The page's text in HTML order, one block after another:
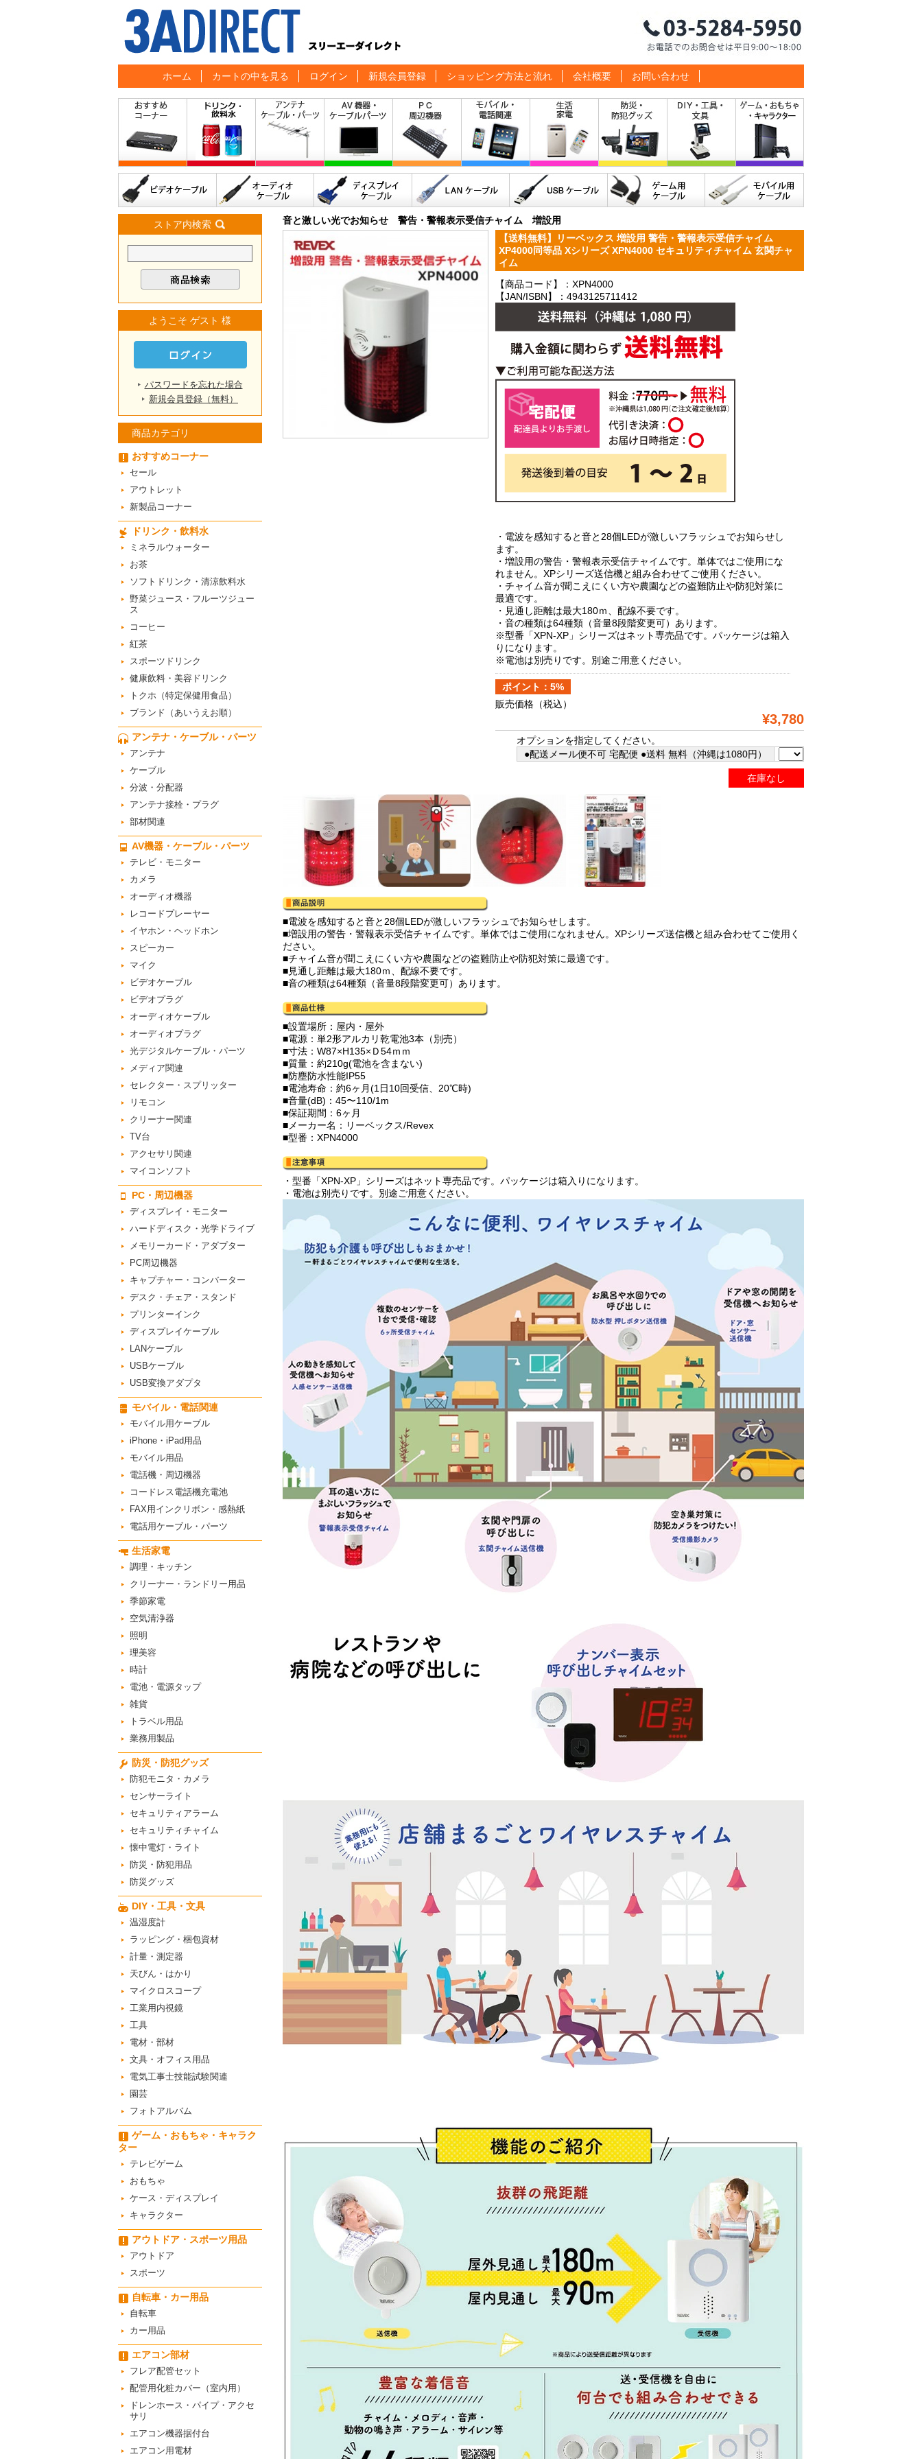
ホーム カートの中を見る ログイン 新規会員登録 ショッピング方法と流れ 会社概要 お問い合わせ
ストア内検索
ようこそ ゲスト 様
パスワードを忘れた場合
新規会員登録（無料）
商品カテゴリ
おすすめコーナー
セール
アウトレット
新製品コーナー
ドリンク・飲料水
ミネラルウォーター
お茶
ソフトドリンク・清涼飲料水
野菜ジュース・フルーツジュー
ス
コーヒー
紅茶
スポーツドリンク
健康飲料・美容ドリンク
トクホ（特定保健用食品）
ブランド（あいうえお順）
アンテナ・ケーブル・パーツ
アンテナ
ケーブル
分波・分配器
アンテナ接栓・プラグ
部材関連
AV機器・ケーブル・パーツ
テレビ・モニター
カメラ
オーディオ機器
レコードプレーヤー
イヤホン・ヘッドホン
スピーカー
マイク
ビデオケーブル
ビデオプラグ
オーディオケーブル
オーディオプラグ
光デジタルケーブル・パーツ
メディア関連
セレクター・スプリッター
リモコン
クリーナー関連
TV台
アクセサリ関連
マイコンソフト
PC・周辺機器
ディスプレイ・モニター
ハードディスク・光学ドライブ
メモリーカード・アダプター
PC周辺機器
キャプチャー・コンバーター
デスク・チェア・スタンド
プリンターインク
ディスプレイケーブル
LANケーブル
USBケーブル
USB変換アダプタ
モバイル・電話関連
モバイル用ケーブル
iPhone・iPad用品
モバイル用品
電話機・周辺機器
コードレス電話機充電池
FAX用インクリボン・感熱紙
電話用ケーブル・パーツ
生活家電
調理・キッチン
クリーナー・ランドリー用品
季節家電
空気清浄器
照明
理美容
時計
電池・電源タップ
雑貨
トラベル用品
業務用製品
防災・防犯グッズ
防犯モニタ・カメラ
センサーライト
セキュリティアラーム
セキュリティチャイム
懐中電灯・ライト
防災・防犯用品
防災グッズ
DIY・工具・文具
温湿度計
ラッピング・梱包資材
計量・測定器
天びん・はかり
マイクロスコープ
工業用内視鏡
工具
電材・部材
文具・オフィス用品
電気工事士技能試験関連
園芸
フォトアルバム
ゲーム・おもちゃ・キャラク
ター
テレビゲーム
おもちゃ
ケース・ディスプレイ
キャラクター
アウトドア・スポーツ用品
アウトドア
スポーツ
自転車・カー用品
自転車
カー用品
エアコン部材
フレア配管セット
配管用化粧カバー（室内用）
ドレンホース・パイプ・アクセ
サリ
エアコン機器据付台
エアコン用電材
音と激しい光でお知らせ 警告・警報表示受信チャイム 増設用
【送料無料】リーベックス 増設用 警告・警報表示受信チャイム
XP4000同等品 Xシリーズ XPN4000 セキュリティチャイム 玄関チャ
イム
【商品コード】：XPN4000
【JAN/ISBN】：4943125711412
・電波を感知すると音と28個LEDが激しいフラッシュでお知らせし
ます。
・増設用の警告・警報表示受信チャイムです。単体ではご使用にな
れません。XPシリーズ送信機と組み合わせてご使用ください。
・チャイム音が聞こえにくい方や農園などの盗難防止や防犯対策に
最適です。
・見通し距離は最大180ｍ、配線不要です。
・音の種類は64種類（音量8段階変更可）あります。
※型番「XPN-XP」シリーズはネット専売品です。パッケージは箱入
りになります。
※電池は別売りです。別途ご用意ください。
ポイント：5%
販売価格 （税込）
¥3,780
オプションを指定してください。
●配送メール便不可 宅配便 ●送料 無料（沖縄は1080円）
在庫なし
■電波を感知すると音と28個LEDが激しいフラッシュでお知らせします。
■増設用の警告・警報表示受信チャイムです。単体ではご使用になれません。XPシリーズ送信機と組み合わせてご使用く
ださい。
■チャイム音が聞こえにくい方や農園などの盗難防止や防犯対策に最適です。
■見通し距離は最大180ｍ、配線不要です。
■音の種類は64種類（音量8段階変更可）あります。
■設置場所：屋内・屋外
■電源：単2形アルカリ乾電池3本（別売）
■寸法：W87×H135×Ｄ54ｍｍ
■質量：約210g(電池を含まない)
■防塵防水性能IP55
■電池寿命：約6ヶ月(1日10回受信、20℃時)
■音量(dB)：45〜110/1m
■保証期間：6ヶ月
■メーカー名：リーベックス/Revex
■型番：XPN4000
・型番「XPN-XP」シリーズはネット専売品です。パッケージは箱入りになります。
・電池は別売りです。別途ご用意ください。